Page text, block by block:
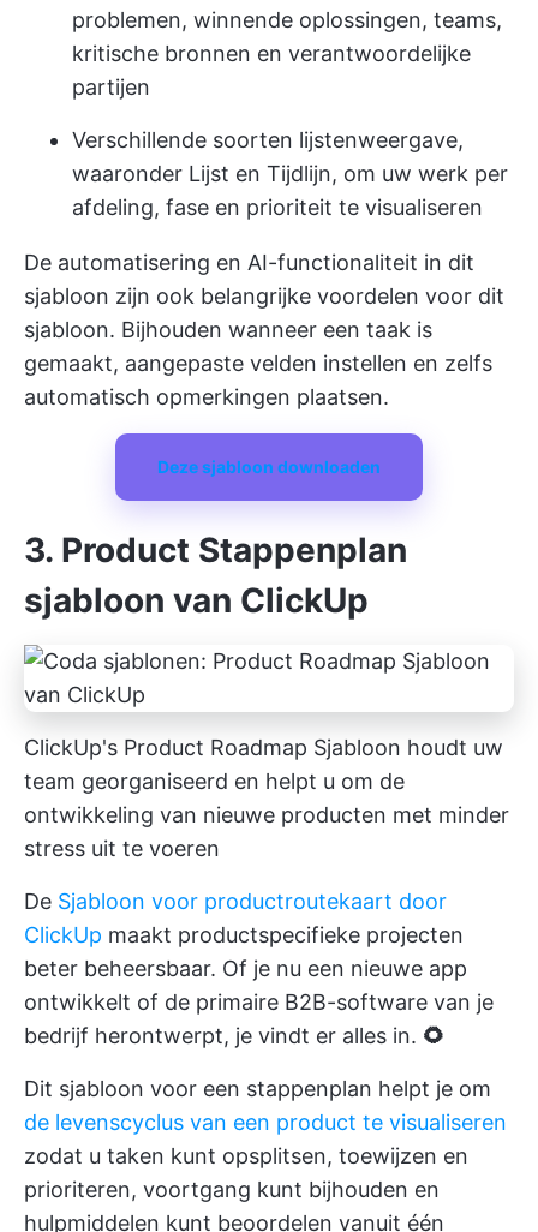
problemen, winnende oplossingen, teams,
kritische bronnen en verantwoordelijke
partijen
Verschillende soorten lijstenweergave,
waaronder Lijst en Tijdlijn, om uw werk per
afdeling, fase en prioriteit te visualiseren
De automatisering en AI-functionaliteit in dit
sjabloon zijn ook belangrijke voordelen voor dit
sjabloon. Bijhouden wanneer een taak is
gemaakt, aangepaste velden instellen en zelfs
automatisch opmerkingen plaatsen.
Deze sjabloon downloaden
3. Product Stappenplan
sjabloon van ClickUp
ClickUp's Product Roadmap Sjabloon houdt uw
team georganiseerd en helpt u om de
ontwikkeling van nieuwe producten met minder
stress uit te voeren
De Sjabloon voor productroutekaart door
ClickUp maakt productspecifieke projecten
beter beheersbaar. Of je nu een nieuwe app
ontwikkelt of de primaire B2B-software van je
bedrijf herontwerpt, je vindt er alles in. 🌻
Dit sjabloon voor een stappenplan helpt je om
de levenscyclus van een product te visualiseren
zodat u taken kunt opsplitsen, toewijzen en
prioriteren, voortgang kunt bijhouden en
hulpmiddelen kunt beoordelen vanuit één